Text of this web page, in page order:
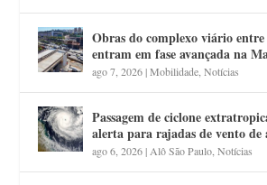
Obras do complexo viário
entram em fase avançada na
ago 7, 2026|Mobilidade ,Notícias
Passagem de ciclone
alerta para rajadas de vento de
ago 6, 2026| Alô São Paulo ,Notícias